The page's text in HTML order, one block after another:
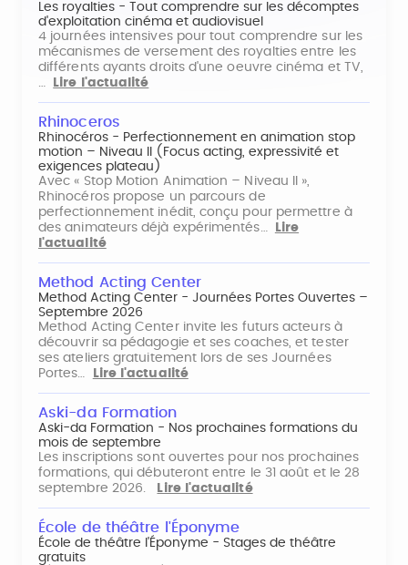
Les royalties - Tout comprendre sur les décomptes
d'exploitation cinéma et audiovisuel
4 journées intensives pour tout comprendre sur les
mécanismes de versement des royalties entre les
différents ayants droits d'une oeuvre cinéma et TV,
…
Lire l'actualité
Rhinoceros
Rhinocéros - Perfectionnement en animation stop
motion – Niveau II (Focus acting, expressivité et
exigences plateau)
Avec « Stop Motion Animation – Niveau II »,
Rhinocéros propose un parcours de
perfectionnement inédit, conçu pour permettre à
des animateurs déjà expérimentés…
Lire
l'actualité
Method Acting Center
Method Acting Center - Journées Portes Ouvertes –
Septembre 2026
Method Acting Center invite les futurs acteurs à
découvrir sa pédagogie et ses coaches, et tester
ses ateliers gratuitement lors de ses Journées
Portes…
Lire l'actualité
Aski-da Formation
Aski-da Formation - Nos prochaines formations du
mois de septembre
Les inscriptions sont ouvertes pour nos prochaines
formations, qui débuteront entre le 31 août et le 28
septembre 2026.
Lire l'actualité
École de théâtre l'Éponyme
École de théâtre l'Éponyme - Stages de théâtre
gratuits